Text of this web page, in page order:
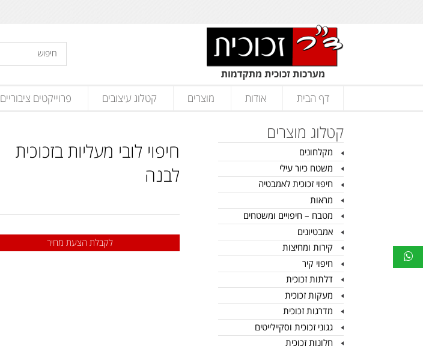
דף הבית אודות מוצרים קטלוג עיצובים פרוייקטים ציבוריים
קטלוג מוצרים
מקלחונים
משטח כיור עילי
חיפוי זכוכית לאמבטיה
מראות
מטבח – חיפויים ומשטחים
אמבטיונים
קירות ומחיצות
חיפוי קיר
דלתות זכוכית
מעקות זכוכית
מדרגות זכוכית
גגוני זכוכית וסקיילייטים
חלונות זכוכית
חיפוי לובי מעליות בזכוכית
לבנה
לקבלת הצעת מחיר